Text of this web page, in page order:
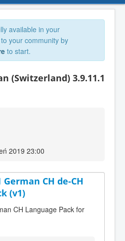
available in your
your community by
to start.
(Switzerland) 3.9.11.1
2019 23:00
German CH de-CH
(v1)
CH Language Pack for